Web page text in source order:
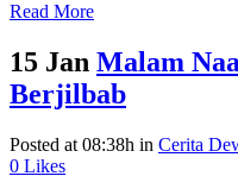
Read More
15 Jan Malam
Berjilbab
Posted at 08:38h in Cerita
0 Likes